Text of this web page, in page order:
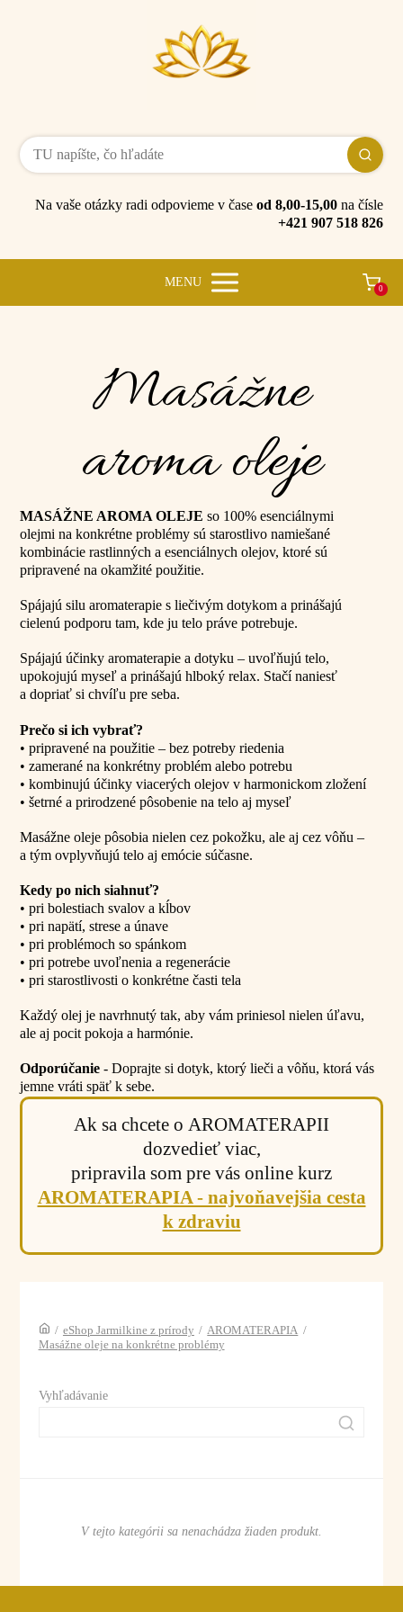
Na vaše otázky radi odpovieme v čase od 8,00-15,00na čísle
+421 907 518 826
MENU 0
Masážne
aroma oleje
MASÁŽNE AROMA OLEJE so 100% esenciálnymi
olejmi na konkrétne problémy sú starostlivo namiešané
kombinácie rastlinných a esenciálnych olejov, ktoré sú
pripravené na okamžité použitie.
Spájajú silu aromaterapie s liečivým dotykom a prinášajú
cielenú podporu tam, kde ju telo práve potrebuje.
Spájajú účinky aromaterapie a dotyku – uvoľňujú telo,
upokojujú myseľ a prinášajú hlboký relax. Stačí naniesť
a dopriať si chvíľu pre seba.
Prečo si ich vybrať?
• pripravené na použitie – bez potreby riedenia
• zamerané na konkrétny problém alebo potrebu
• kombinujú účinky viacerých olejov v harmonickom zložení
• šetrné a prirodzené pôsobenie na telo aj myseľ
Masážne oleje pôsobia nielen cez pokožku, ale aj cez vôňu –
a tým ovplyvňujú telo aj emócie súčasne.
Kedy po nich siahnuť?
• pri bolestiach svalov a kĺbov
• pri napätí, strese a únave
• pri problémoch so spánkom
• pri potrebe uvoľnenia a regenerácie
• pri starostlivosti o konkrétne časti tela
Každý olej je navrhnutý tak, aby vám priniesol nielen úľavu,
ale aj pocit pokoja a harmónie.
Odporúčanie - Doprajte si dotyk, ktorý lieči a vôňu, ktorá vás
jemne vráti späť k sebe.
Ak sa chcete o AROMATERAPII
dozvedieť viac,
pripravila som pre vás online kurz
AROMATERAPIA - najvoňavejšia cesta
k zdraviu
/ eShop Jarmilkine z prírody / AROMATERAPIA /
Masážne oleje na konkrétne problémy
Vyhľadávanie
V tejto kategórii sa nenachádza žiaden produkt.